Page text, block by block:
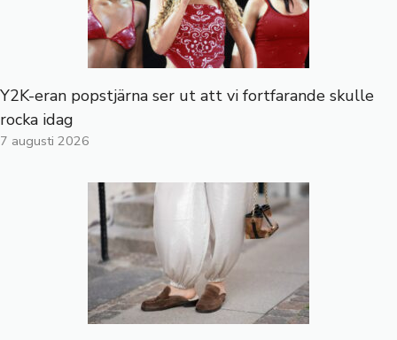
Y2K-eran popstjärna ser ut att vi fortfarande skulle
rocka idag
7 augusti 2026